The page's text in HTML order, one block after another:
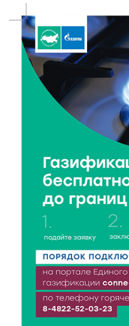
Спрос растёт: жители
оформляют
7 Авг 2026 11:17 60
Энергетики
погодных условий
129
Оловянные солдатики и
можно увидеть на новой
7 Авг 2026 10:59 208
В Тверской области 7
грозы и сильный ветер
7 Авг 2026 10:56 104
Юные таланты Твери
историю России